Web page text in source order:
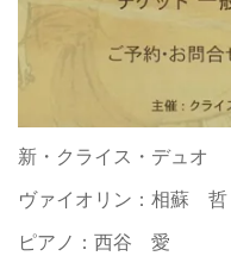
新・クライス・デュオ
ヴァイオリン：相蘇 哲
ピアノ：西谷 愛